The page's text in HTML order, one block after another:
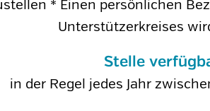
* Einen persönlichen
Unterstützerkreises
Stelle
in der Regel jedes Jahr